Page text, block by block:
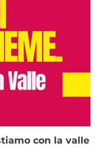
con la valle